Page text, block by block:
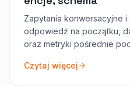
Zapytania konwersacyjne i
odpowiedź na początku,
oraz metryki pośrednie
Czytaj więcej